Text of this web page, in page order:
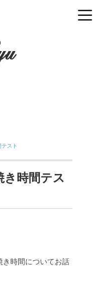
スト
き時間テス
き時間についてお話